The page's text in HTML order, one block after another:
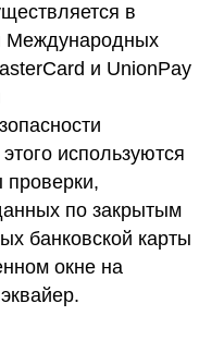
в
Международных
и UnionPay
используются
по закрытым
банковской карты
окне на